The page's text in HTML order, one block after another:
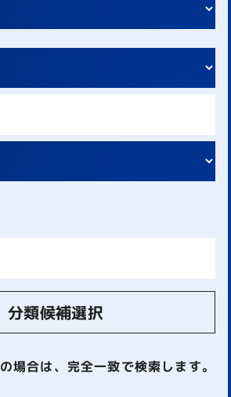
分類候補選択
の場合は、完全一致で検索します。